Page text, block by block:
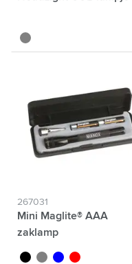
gris
267031
Mini Maglite® AAA
zaklamp
noir gris bleu rouge